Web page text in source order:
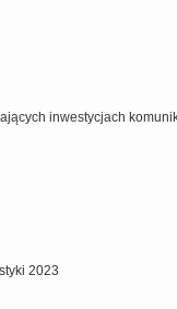
inwestycjach
2023